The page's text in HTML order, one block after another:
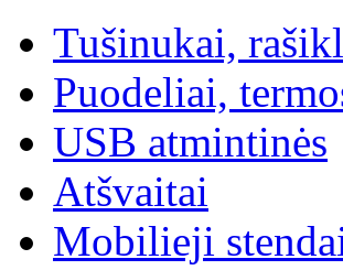
Tušinukai,
Puodeliai,
USB atmintinės
Atšvaitai
Mobilieji